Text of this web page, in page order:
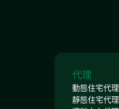
代理
動態住宅代理
靜態住宅代理